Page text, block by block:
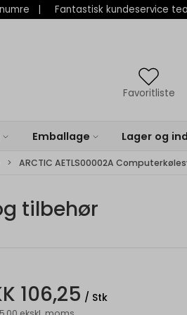
| Fantastisk kundeservice
Favoritliste
Emballage Lager og
ARCTIC AETLS00002A
tilbehør
106,25 / Stk